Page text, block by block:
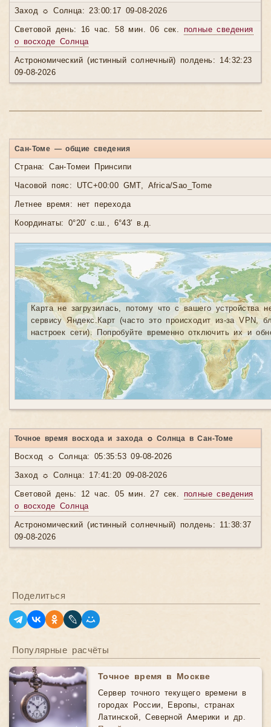
Заход ☼ Солнца: 23:00:17 09-08-2026
Световой день: 16 час. 58 мин. 06 сек. полные сведения
о восходе Солнца
Астрономический (истинный солнечный) полдень: 14:32:23
09-08-2026
Сан-Томе — общие сведения
Страна: Сан-Томеи Принсипи
Часовой пояс: UTC+00:00 GMT, Africa/Sao_Tome
Летнее время: нет перехода
Координаты: 0°20′ с.ш., 6°43′ в.д.
Карта не загрузилась, потому что с вашего устройства
сервису Яндекс.Карт (часто это происходит из-за VPN,
настроек сети). Попробуйте временно отключить их и
Точное время восхода и захода ☼ Солнца в Сан-Томе
Восход ☼ Солнца: 05:35:53 09-08-2026
Заход ☼ Солнца: 17:41:20 09-08-2026
Световой день: 12 час. 05 мин. 27 сек. полные сведения
о восходе Солнца
Астрономический (истинный солнечный) полдень: 11:38:37
09-08-2026
Поделиться
Популярные расчёты
Точное время в Москве
Сервер точного текущего времени в
городах России, Европы, странах
Латинской, Северной Америки и др.